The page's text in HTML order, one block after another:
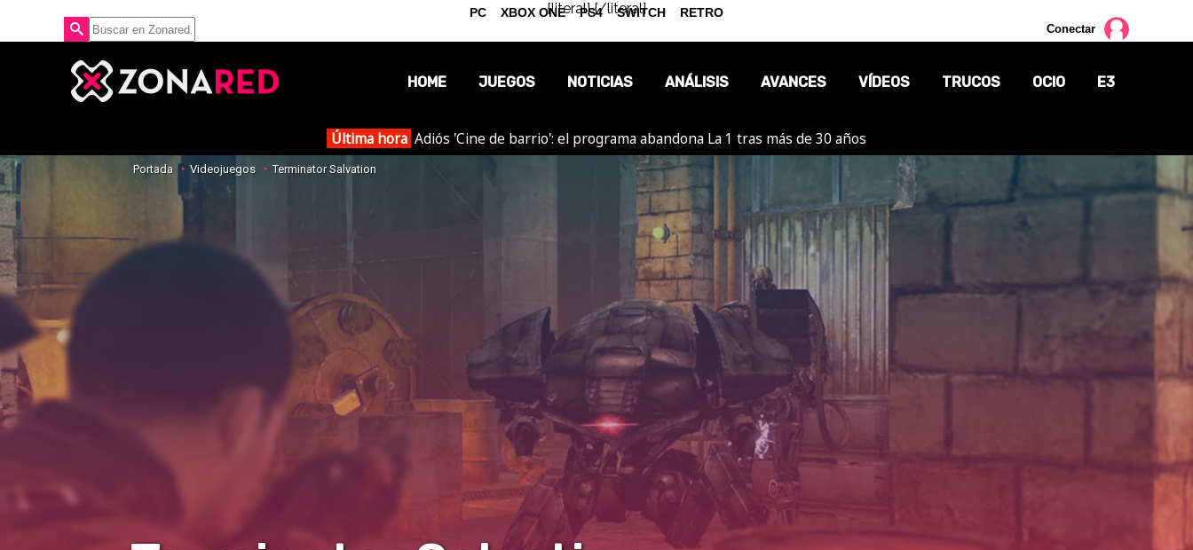
{literal}{/literal}
Conectar
HOME JUEGOS NOTICIAS
OPINIÓN
REPORTAJES
ANÁLISIS AVANCES VÍDEOS TRUCOS OCIO E3
Última hora Adiós 'Cine de barrio': el programa abandona La 1 tras más de 30 años
Portada Videojuegos Terminator Salvation
PC XBOX ONE PS4 SWITCH RETRO